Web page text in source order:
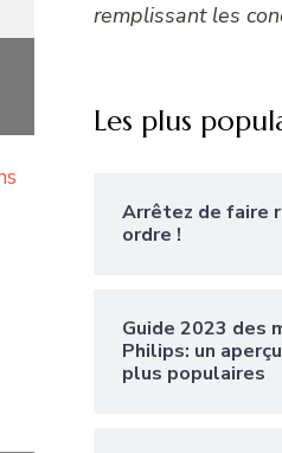
remplissant les
Les plus
Arrêtez de faire
ordre !
Guide 2023 des
Philips: un
plus populaires